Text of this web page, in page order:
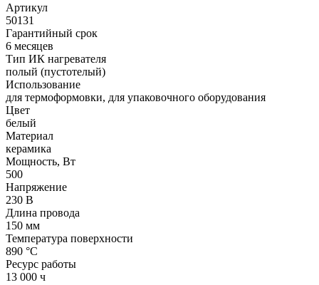
Артикул
50131
Гарантийный срок
6 месяцев
Тип ИК нагревателя
полый (пустотелый)
Использование
для термоформовки, для упаковочного оборудования
Цвет
белый
Материал
керамика
Мощность, Вт
500
Напряжение
230 В
Длина провода
150 мм
Температура поверхности
890 °С
Ресурс работы
13 000 ч